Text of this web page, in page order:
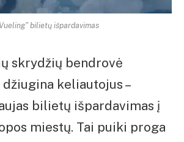
bilietų išpardavimas
skrydžių bendrovė
džiugina keliautojus –
bilietų išpardavimas į
miestų. Tai puiki proga